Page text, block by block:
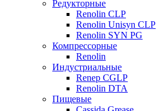
Редукторные
Renolin CLP
Renolin Unisyn CLP
Renolin SYN PG
Компрессорные
Renolin
Индустриальные
Renep CGLP
Renolin DTA
Пищевые